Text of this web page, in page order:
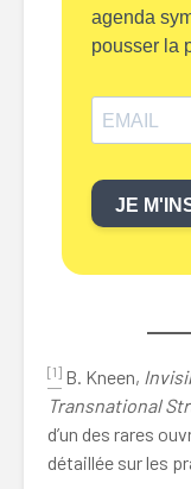
agenda
pousser la
JE
[1] B. Kneen,
Transnational
d’un des rares
détaillée sur les